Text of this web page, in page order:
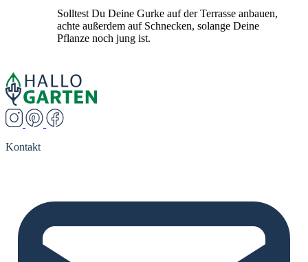
Solltest Du Deine Gurke auf der Terrasse anbauen,
achte außerdem auf Schnecken, solange Deine
Pflanze noch jung ist.
Kontakt